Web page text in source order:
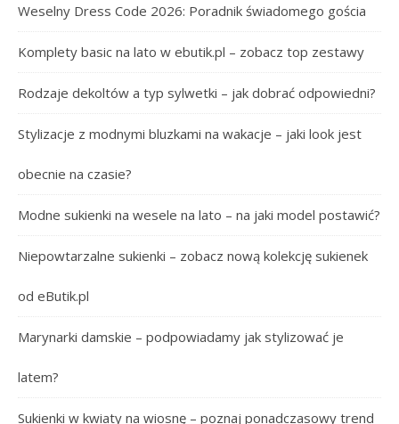
Weselny Dress Code 2026: Poradnik świadomego gościa
Komplety basic na lato w ebutik.pl – zobacz top zestawy
Rodzaje dekoltów a typ sylwetki – jak dobrać odpowiedni?
Stylizacje z modnymi bluzkami na wakacje – jaki look jest
obecnie na czasie?
Modne sukienki na wesele na lato – na jaki model postawić?
Niepowtarzalne sukienki – zobacz nową kolekcję sukienek
od eButik.pl
Marynarki damskie – podpowiadamy jak stylizować je
latem?
Sukienki w kwiaty na wiosnę – poznaj ponadczasowy trend